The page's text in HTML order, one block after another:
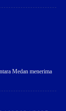
Medan menerima